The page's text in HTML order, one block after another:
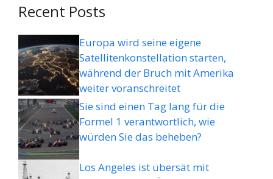
Recent Posts
Europa wird seine eigene
Satellitenkonstellation starten,
während der Bruch mit Amerika
weiter voranschreitet
Sie sind einen Tag lang für die
Formel 1 verantwortlich, wie
würden Sie das beheben?
Los Angeles ist übersät mit